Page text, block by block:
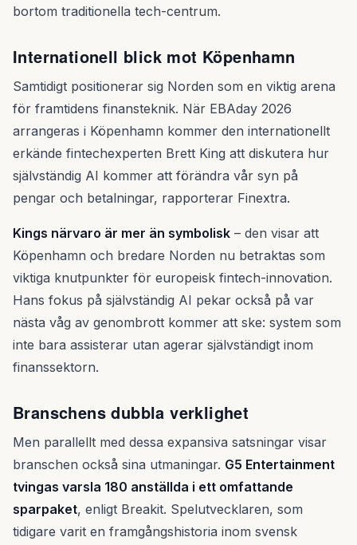
bortom traditionella tech-centrum.
Internationell blick mot Köpenhamn
Samtidigt positionerar sig Norden som en viktig arena
för framtidens finansteknik. När EBAday 2026
arrangeras i Köpenhamn kommer den internationellt
erkände fintechexperten Brett King att diskutera hur
självständig AI kommer att förändra vår syn på
pengar och betalningar, rapporterar Finextra.
Kings närvaro är mer än symbolisk – den visar att
Köpenhamn och bredare Norden nu betraktas som
viktiga knutpunkter för europeisk fintech-innovation.
Hans fokus på självständig AI pekar också på var
nästa våg av genombrott kommer att ske: system som
inte bara assisterar utan agerar självständigt inom
finanssektorn.
Branschens dubbla verklighet
Men parallellt med dessa expansiva satsningar visar
branschen också sina utmaningar. G5 Entertainment
tvingas varsla 180 anställda i ett omfattande
sparpaket, enligt Breakit. Spelutvecklaren, som
tidigare varit en framgångshistoria inom svensk